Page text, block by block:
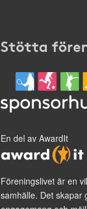
Stötta
En del av AwardIt
Föreningslivet är en
samhälle. Det skapar